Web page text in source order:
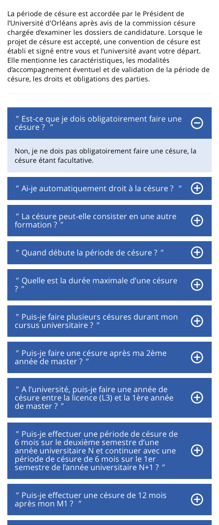
La période de césure est accordée par le Président de
l’Université d'Orléans après avis de la commission césure
chargée d’examiner les dossiers de candidature. Lorsque le
projet de césure est accepté, une convention de césure est
établi et signé entre vous et l’université avant votre départ.
Elle mentionne les caractéristiques, les modalités
d’accompagnement éventuel et de validation de la période de
césure, les droits et obligations des parties.
" Est-ce que je dois obligatoirement faire une
césure ? "
Non, je ne dois pas obligatoirement faire une césure, la
césure étant facultative.
" Ai-je automatiquement droit à la césure ? "
" La césure peut-elle consister en une autre
formation ?"
" Quand débute la période de césure ? "
" Quelle est la durée maximale d’une césure
? "
" Puis-je faire plusieurs césures durant mon
cursus universitaire ? "
" Puis-je faire une césure après ma 2ème
année de master ? "
" A l’université, puis-je faire une année de
césure entre la licence (L3) et la 1ère année
de master ? "
" Puis-je effectuer une période de césure de
6 mois sur le deuxième semestre d’une
année universitaire N et continuer avec une
période de césure de 6 mois sur le 1er
semestre de l’année universitaire N+1 ? "
" Puis-je effectuer une césure de 12 mois
après mon M1 ? "